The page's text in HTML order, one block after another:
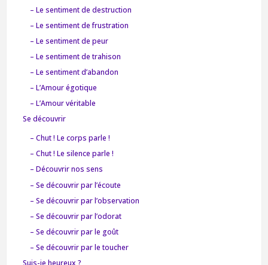
– Le sentiment de destruction
– Le sentiment de frustration
– Le sentiment de peur
– Le sentiment de trahison
– Le sentiment d’abandon
– L’Amour égotique
– L’Amour véritable
Se découvrir
– Chut ! Le corps parle !
– Chut ! Le silence parle !
– Découvrir nos sens
– Se découvrir par l’écoute
– Se découvrir par l’observation
– Se découvrir par l’odorat
– Se découvrir par le goût
– Se découvrir par le toucher
Suis-je heureux ?